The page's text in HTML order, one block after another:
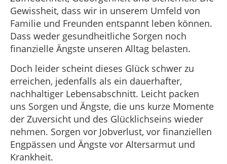
Gewissheit, dass wir in unserem Umfeld von
Familie und Freunden entspannt leben können.
Dass weder gesundheitliche Sorgen noch
finanzielle Ängste unseren Alltag belasten.
Doch leider scheint dieses Glück schwer zu
erreichen, jedenfalls als ein dauerhafter,
nachhaltiger Lebensabschnitt. Leicht packen
uns Sorgen und Ängste, die uns kurze Momente
der Zuversicht und des Glücklichseins wieder
nehmen. Sorgen vor Jobverlust, vor finanziellen
Engpässen und Ängste vor Altersarmut und
Krankheit.